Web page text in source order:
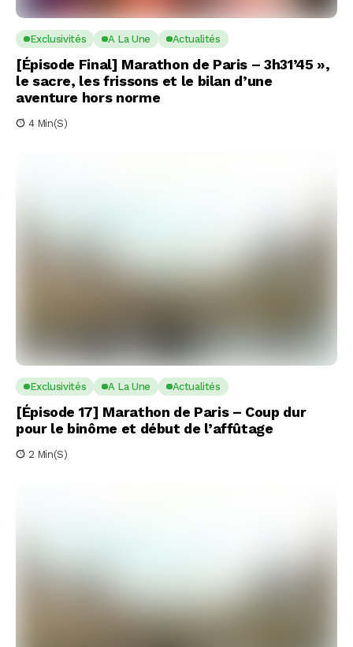
Exclusivités A La Une Actualités
[Épisode Final] Marathon de Paris – 3h31’45 »,
le sacre, les frissons et le bilan d’une
aventure hors norme
4 Min(s)
Exclusivités A La Une Actualités
[Épisode 17] Marathon de Paris – Coup dur
pour le binôme et début de l’affûtage
2 Min(s)